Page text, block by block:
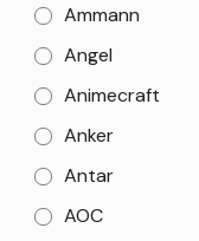
Ammann
Angel
Animecraft
Anker
Antar
AOC